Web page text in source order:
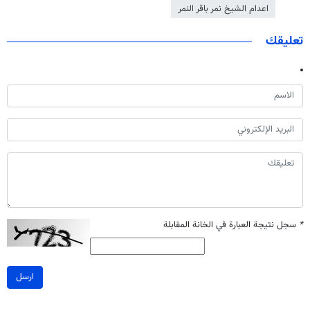
اعدام الشيخ نمر باقر النمر
تعليقك
* سجل نتيجة العبارة في الخانة المقابلة
ارسل